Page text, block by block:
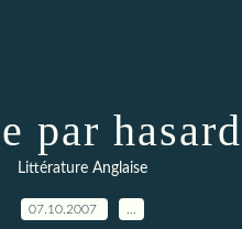
par
Littérature Anglaise
07.10.2007